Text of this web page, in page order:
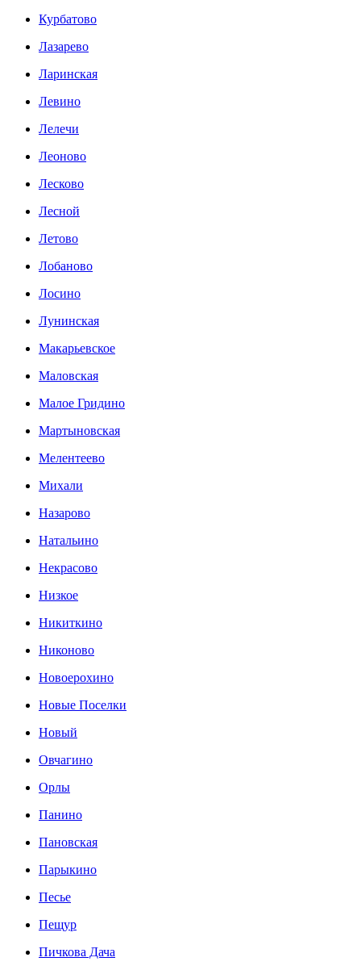
Курбатово
Лазарево
Ларинская
Левино
Лелечи
Леоново
Лесково
Лесной
Летово
Лобаново
Лосино
Лунинская
Макарьевское
Маловская
Малое Гридино
Мартыновская
Мелентеево
Михали
Назарово
Натальино
Некрасово
Низкое
Никиткино
Никоново
Новоерохино
Новые Поселки
Новый
Овчагино
Орлы
Панино
Пановская
Парыкино
Песье
Пещур
Пичкова Дача